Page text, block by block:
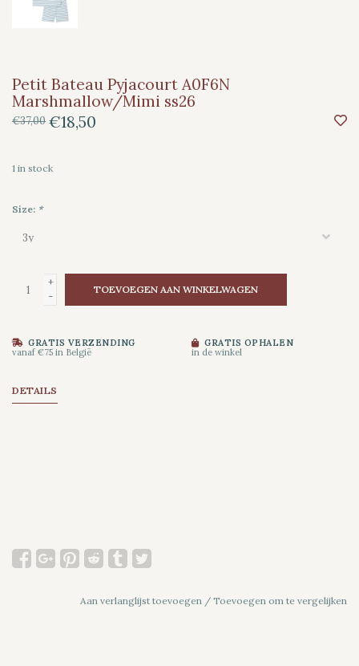
Petit Bateau Pyjacourt A0F6N
Marshmallow/Mimi ss26
€37,00 €18,50
1 in stock
Size: *
+
-
TOEVOEGEN AAN WINKELWAGEN
GRATIS VERZENDING
vanaf €75 in België
GRATIS OPHALEN
in de winkel
DETAILS
Aan verlanglijst toevoegen / Toevoegen om te vergelijken